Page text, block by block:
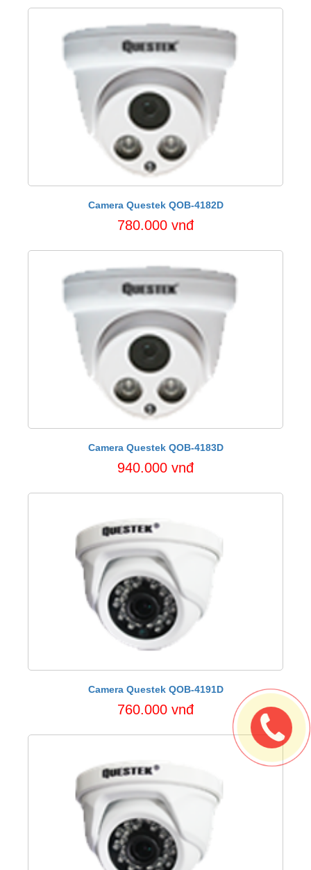
Camera Questek QOB-4182D
780.000 vnđ
Camera Questek QOB-4183D
940.000 vnđ
Camera Questek QOB-4191D
760.000 vnđ